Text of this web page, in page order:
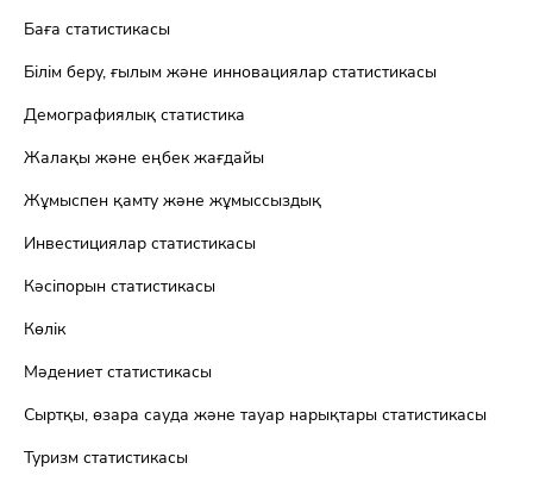
Баға статистикасы
Білім беру, ғылым және инновациялар статистикасы
Демографиялық статистика
Жалақы және еңбек жағдайы
Жұмыспен қамту және жұмыссыздық
Инвестициялар статистикасы
Кәсіпорын статистикасы
Көлік
Мәдениет статистикасы
Сыртқы, өзара сауда және тауар нарықтары статистикасы
Туризм статистикасы